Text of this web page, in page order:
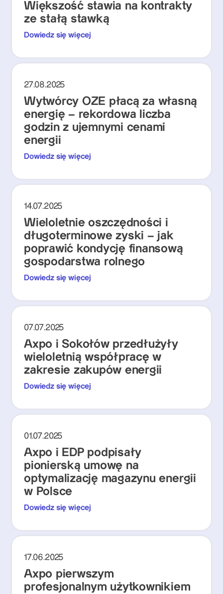
Większość stawia na kontrakty
ze stałą stawką
Dowiedz się więcej
27.08.2025
Wytwórcy OZE płacą za własną
energię – rekordowa liczba
godzin z ujemnymi cenami
energii
Dowiedz się więcej
14.07.2025
Wieloletnie oszczędności i
długoterminowe zyski – jak
poprawić kondycję finansową
gospodarstwa rolnego
Dowiedz się więcej
07.07.2025
Axpo i Sokołów przedłużyły
wieloletnią współpracę w
zakresie zakupów energii
Dowiedz się więcej
01.07.2025
Axpo i EDP podpisały
pionierską umowę na
optymalizację magazynu energii
w Polsce
Dowiedz się więcej
17.06.2025
Axpo pierwszym
profesjonalnym użytkownikiem